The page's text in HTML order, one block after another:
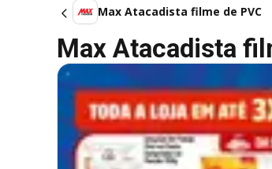
Max Atacadista filme de PVC
Max Atacadista